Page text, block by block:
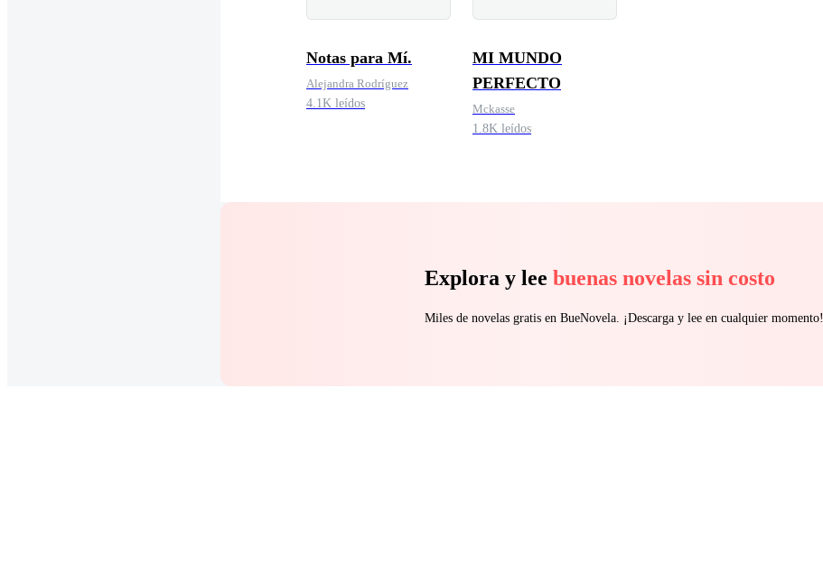
Notas para Mí.
Alejandra Rodríguez
4.1K leídos
MI MUNDO
PERFECTO
Mckasse
1.8K leídos
Explora y lee buenas novelas sin costo
Miles de novelas gratis en BueNovela. ¡Descarga y lee en cualquier momento!